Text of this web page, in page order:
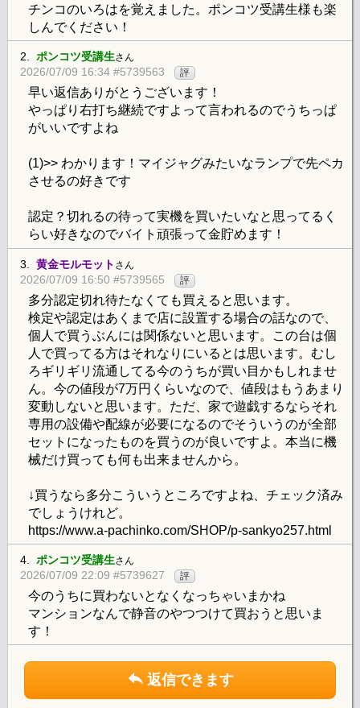
チンコのいろはを覚えました。ポンコツ受講生様も楽
しんでください！
2. ポンコツ受講生さん
2026/07/09 16:34 #5739563 評
早い返信ありがとうございます！
やっぱり右打ち継続ですよって言われるのでうちっぱ
がいいですよね
(1)>> わかります！マイジャグみたいなランプで先ペカ
させるの好きです
認定？切れるの待って実機を買いたいなと思ってるく
らい好きなのでバイト頑張って金貯めます！
3. 黄金モルモット さん
2026/07/09 16:50 #5739565 評
多分認定切れ待たなくても買えると思います。
検定や認定はあくまで店に設置する場合の話なので、
個人で買うぶんには関係ないと思います。この台は個
人で買ってる方はそれなりにいるとは思います。むし
ろギリギリ流通してる今のうちが買い目かもしれませ
ん。今の値段が7万円くらいなので、値段はもうあまり
変動しないと思います。ただ、家で遊戯するならそれ
専用の設備や配線が必要になるのでそういうのが全部
セットになったものを買うのが良いですよ。本当に機
械だけ買っても何も出来ませんから。
↓買うなら多分こういうところですよね、チェック済み
でしょうけれど。
https://www.a-pachinko.com/SHOP/p-sankyo257.html
4. ポンコツ受講生さん
2026/07/09 22:09 #5739627 評
今のうちに買わないとなくなっちゃいまかね
マンションなんで静音のやつつけて買おうと思いま
す！
返信できます